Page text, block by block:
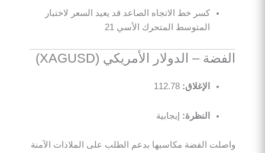
كسر خط الاتجاه الصاعد قد يعيد السعر لاختبار
المتوسط المتحرك الأسي 21
الفضة – الدولار الأمريكي (XAGUSD)
الإغلاق: 112.78
النظرة: إيجابية
واصلت الفضة مكاسبها بدعم الطلب على الملاذات الآمنة